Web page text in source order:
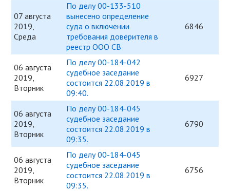
07 августа
2019,
Среда
По делу 00-133-510
вынесено определение
суда о включении
требования доверителя в
реестр ООО СВ
6846
06 августа
2019,
Вторник
По делу 00-184-042
судебное заседание
состоится 22.08.2019 в
09:40.
6927
06 августа
2019,
Вторник
По делу 00-184-045
судебное заседание
состоится 22.08.2019 в
09:35.
6790
06 августа
2019,
Вторник
По делу 00-184-045
судебное заседание
состоится 22.08.2019 в
09:35.
6756